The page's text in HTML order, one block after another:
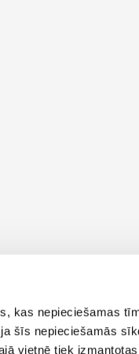
kas nepieciešamas
šīs nepieciešamās
vietnē tiek